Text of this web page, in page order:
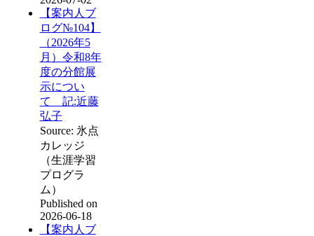
【案内人ブ
ログ№104】
（2026年5
月）令和8年
度の分館展
示につい
て 記:近藤
弘子
Source: 氷点
カレッジ
（生涯学習
プログラ
ム）
Published on
2026-06-18
【案内人ブ